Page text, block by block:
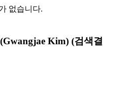
없습니다.
Kim) (검색결